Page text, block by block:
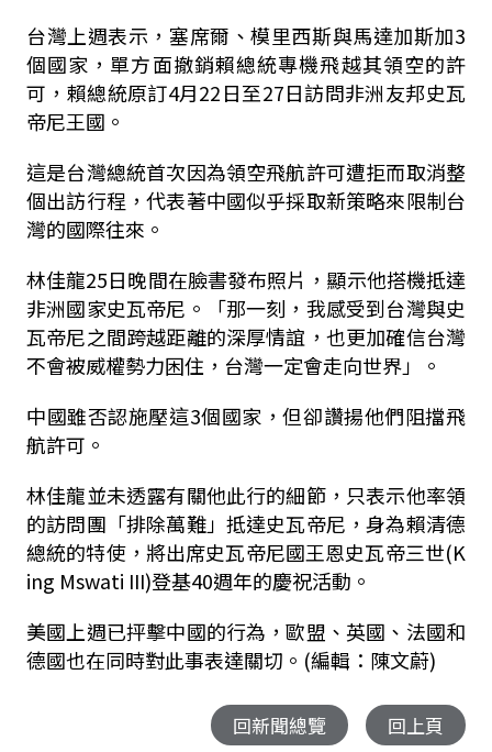
台灣上週表示，塞席爾、模里西斯與馬達加斯加3
個國家，單方面撤銷賴總統專機飛越其領空的許
可，賴總統原訂4月22日至27日訪問非洲友邦史瓦
帝尼王國。
這是台灣總統首次因為領空飛航許可遭拒而取消整
個出訪行程，代表著中國似乎採取新策略來限制台
灣的國際往來。
林佳龍25日晚間在臉書發布照片，顯示他搭機抵達
非洲國家史瓦帝尼。「那一刻，我感受到台灣與史
瓦帝尼之間跨越距離的深厚情誼，也更加確信台灣
不會被威權勢力困住，台灣一定會走向世界」。
中國雖否認施壓這3個國家，但卻讚揚他們阻擋飛
航許可。
林佳龍並未透露有關他此行的細節，只表示他率領
的訪問團「排除萬難」抵達史瓦帝尼，身為賴清德
總統的特使，將出席史瓦帝尼國王恩史瓦帝三世(K
ing Mswati III)登基40週年的慶祝活動。
美國上週已抨擊中國的行為，歐盟、英國、法國和
德國也在同時對此事表達關切。(編輯：陳文蔚)
回新聞總覽 回上頁